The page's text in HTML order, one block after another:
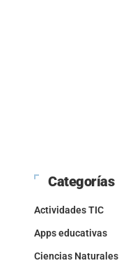
Categorías
Actividades TIC
Apps educativas
Ciencias Naturales